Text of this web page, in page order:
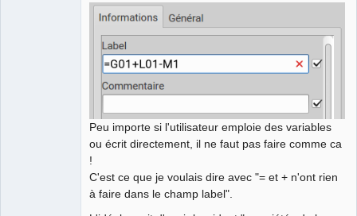
Peu importe si l'utilisateur emploie des variables
ou écrit directement, il ne faut pas faire comme ca
!
C'est ce que je voulais dire avec "= et + n'ont rien
à faire dans le champ label".